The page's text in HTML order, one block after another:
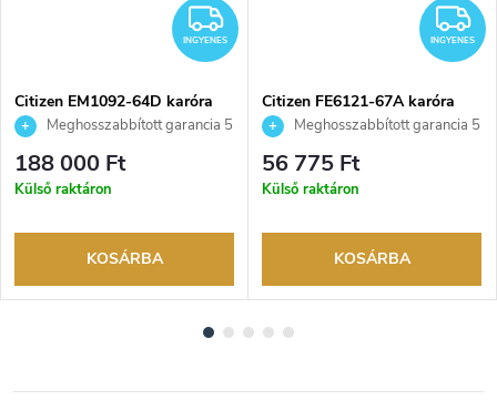
INGYENES
INGYENES
Citizen EM1092-64D karóra
Meghosszabbított garancia 5
évre. Akár 100 napos
visszaküldési lehetőség. Hivatalos
188 000 Ft
Külső raktáron
KOSÁRBA
INGYENES
Citizen FE6121-67A karóra
Meghosszabbított garancia 5
évre. Akár 100 napos
visszaküldési lehetőség. Hivatalos
56 775 Ft
Külső raktáron
KOSÁRBA